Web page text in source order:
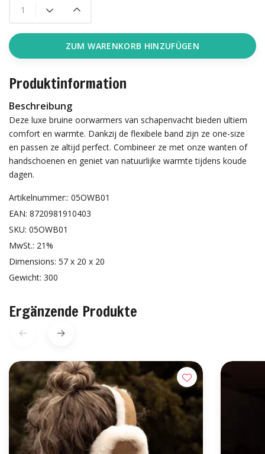
ZUM WARENKORB HINZUFÜGEN
Produktinformation
Beschreibung
Deze luxe bruine oorwarmers van schapenvacht bieden ultiem
comfort en warmte. Dankzij de flexibele band zijn ze one-size
en passen ze altijd perfect. Combineer ze met onze wanten of
handschoenen en geniet van natuurlijke warmte tijdens koude
dagen.
Artikelnummer:: 05OWB01
EAN: 8720981910403
SKU: 05OWB01
MwSt.: 21%
Dimensions: 57 x 20 x 20
Gewicht: 300
Ergänzende Produkte